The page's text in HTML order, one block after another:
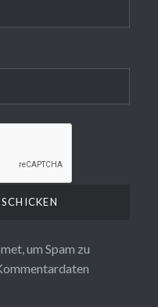
um Spam zu